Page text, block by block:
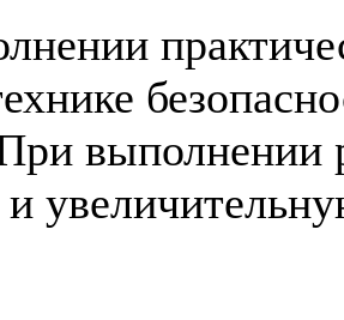
выполнении